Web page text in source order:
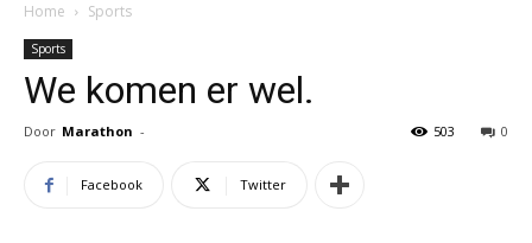
Home Sports
Sports
We komen er wel.
Door Marathon - 0
503
Facebook Twitter